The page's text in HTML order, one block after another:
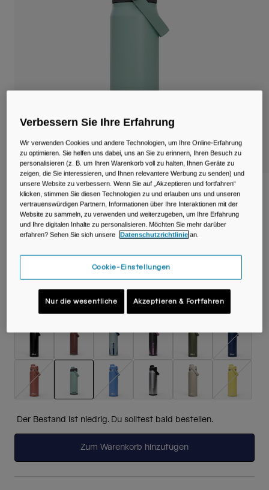
Alle kaufen
Thrive™ Chug 750ml Flasche, isolierter
Edelstahl
Artikelnr.38259-E18-OS
44,99 €
Farben -Silver Mist
Der Bestand ist niedrig. Du solltest bald bestellen.
Zum Warenkorb hinzufügen
Verbessern Sie Ihre Erfahrung
Wir verwenden Cookies und andere Technologien, um Ihre Online-Erfahrung
zu optimieren. Sie helfen uns dabei, uns an Sie zu erinnern, Ihren Besuch zu
personalisieren (z. B. um Ihren Warenkorb voll zu halten, Ihnen Geräte zu
zeigen, die Sie interessieren, und Ihnen relevantere Werbung zu senden) und
unsere Website zu verbessern. Wenn Sie auf „Akzeptieren und fortfahren“
klicken, stimmen Sie diesen Technologien zu und erlauben uns und unseren
vertrauenswürdigen Partnern, Informationen über Ihre Interaktionen mit der
Website zu sammeln, zu verwenden und weiterzugeben, um Ihre Erfahrung
und Ihre digitalen Inhalte zu personalisieren. Möchten Sie mehr darüber
erfahren? Sehen Sie sich unsere
Datenschutzrichtlinie an.
Cookie-Einstellungen
Nur die wesentliche Akzeptieren & Fortfahren